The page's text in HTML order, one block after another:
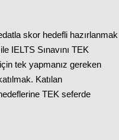
skor hedefli hazırlanmak
IELTS Sınavını TEK
tek yapmanız gereken
Katılan
TEK seferde